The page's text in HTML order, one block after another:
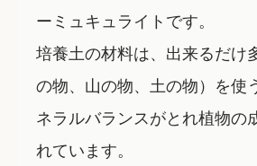
ーミュキュライトです。
培養土の材料は、出来るだけ
の物、山の物、土の物）を使
ネラルバランスがとれ植物の
れています。